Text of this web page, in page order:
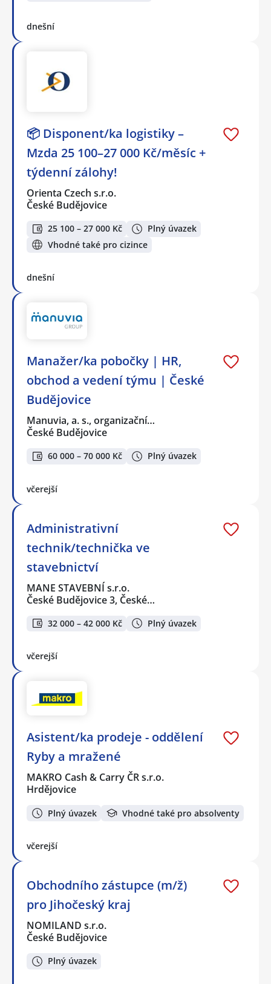
dnešní
📦 Disponent/ka logistiky –
Mzda 25 100–27 000 Kč/měsíc +
týdenní zálohy!
Orienta Czech s.r.o.
České Budějovice
25 100 – 27 000 Kč
Plný úvazek
Vhodné také pro cizince
dnešní
Manažer/ka pobočky | HR,
obchod a vedení týmu | České
Budějovice
Manuvia, a. s., organizační…
České Budějovice
60 000 – 70 000 Kč Plný úvazek
včerejší
Administrativní
technik/technička ve
stavebnictví
MANE STAVEBNÍ s.r.o.
České Budějovice 3, České…
32 000 – 42 000 Kč Plný úvazek
včerejší
Asistent/ka prodeje - oddělení
Ryby a mražené
MAKRO Cash & Carry ČR s.r.o.
Hrdějovice
Plný úvazek Vhodné také pro absolventy
včerejší
Obchodního zástupce (m/ž)
pro Jihočeský kraj
NOMILAND s.r.o.
České Budějovice
Plný úvazek